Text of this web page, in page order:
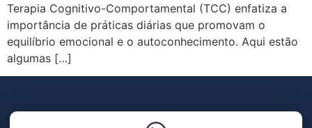
Terapia Cognitivo-Comportamental (TCC) enfatiza a
importância de práticas diárias que promovam o
equilíbrio emocional e o autoconhecimento. Aqui estão
algumas […]